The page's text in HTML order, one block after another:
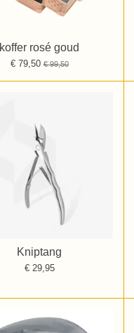
koffer rosé goud
€ 79,50 € 99,50
Kniptang
€ 29,95